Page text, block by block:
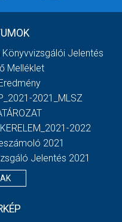
Jelentés
Melléklet
2021_MLSZ
2022
2021
Jelentés 2021